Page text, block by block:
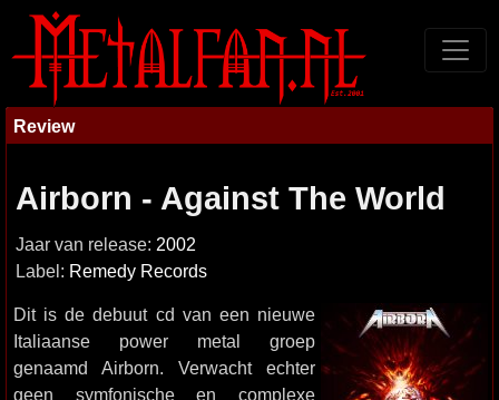
Review
Airborn - Against The World
Jaar van release: 2002
Label: Remedy Records
Dit is de debuut cd van een nieuwe
Italiaanse power metal groep
genaamd Airborn. Verwacht echter
geen symfonische en complexe